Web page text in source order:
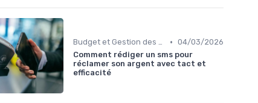
Budget et Gestion des Finances Personnelles • 04/03/2026
Comment rédiger un sms pour
réclamer son argent avec tact et
efficacité